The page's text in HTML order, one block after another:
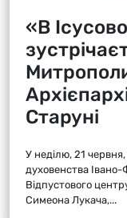
«В
Старуні
У неділю, 21
духовенства Івано-
Відпустового
Симеона Лукача,...